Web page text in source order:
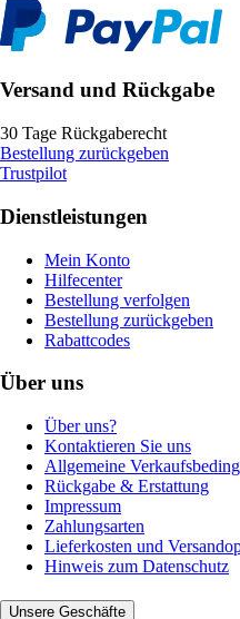
Versand und Rückgabe
30 Tage Rückgaberecht
Bestellung zurückgeben
Trustpilot
Dienstleistungen
Mein Konto
Hilfecenter
Bestellung verfolgen
Bestellung zurückgeben
Rabattcodes
Über uns
Über uns?
Kontaktieren Sie uns
Allgemeine
Rückgabe & Erstattung
Impressum
Zahlungsarten
Lieferkosten und
Hinweis zum Datenschutz
Unsere Geschäfte